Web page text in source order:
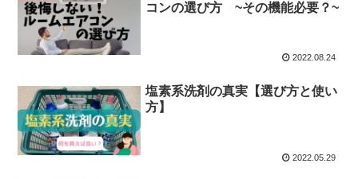
コンの選び方 ~その機能必要？~
2022.08.24
塩素系洗剤の真実【選び方と使い
方】
2022.05.29